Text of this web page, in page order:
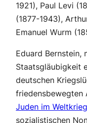
1921), Paul Levi
(1877-1943),
Emanuel Wurm
Eduard Bernstein,
Staatsgläubigkeit
deutschen
friedensbewegten
Juden im
sozialistischen